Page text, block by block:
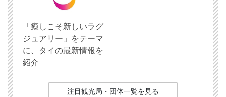
「癒しこそ新しいラグ
ジュアリー」をテーマ
に、タイの最新情報を
紹介
注目観光局・団体一覧を見る